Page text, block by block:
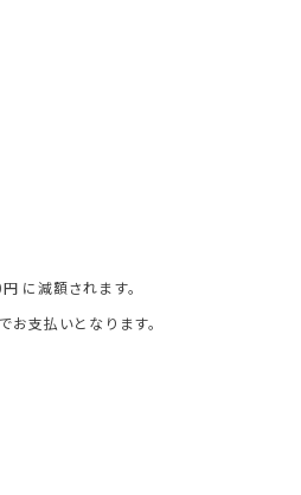
に減額されます。
支払いとなります。